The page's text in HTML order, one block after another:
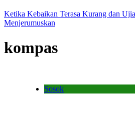
Ketika Kebaikan Terasa Kurang dan
Menjerumuskan
kompas
Sosok